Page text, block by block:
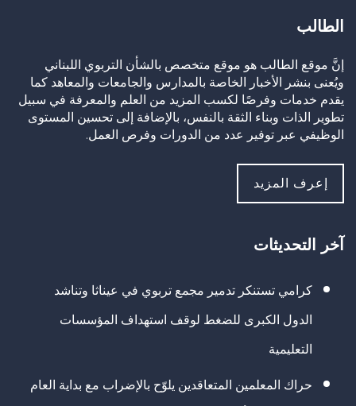
الطالب
إنَّ موقع الطالب هو موقع متخصص بالشأن التربوي اللبناني
ويُعنى بنشر الأخبار الخاصة بالمدارس والجامعات والمعاهد كما
يقدم خدمات وفرصًا لكسب المزيد من العلم والمعرفة في سبيل
تطوير الذات وبناء الثقة بالنفس، بالإضافة إلى تحسين المستوى
الوظيفي عبر توفير عدد من الدورات وفرص العمل.
إعرف المزيد
آخر التحديثات
كرامي تستنكر تدمير مجمع تربوي في عيناثا وتناشد
الدول الكبرى للضغط لوقف استهداف المؤسسات
التعليمية
حراك المعلمين المتعاقدين يلوّح بالإضراب مع بداية العام